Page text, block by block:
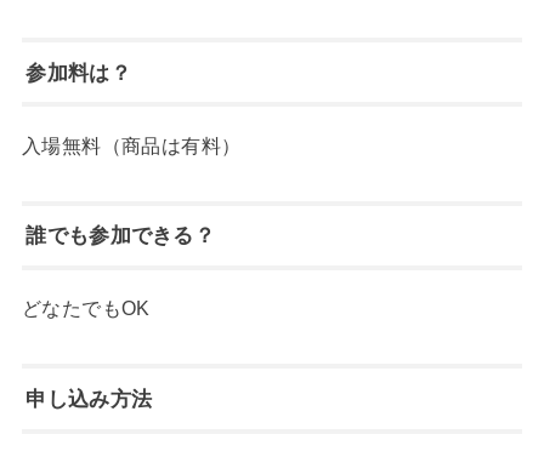
参加料は？
入場無料（商品は有料）
誰でも参加できる？
どなたでもOK
申し込み方法